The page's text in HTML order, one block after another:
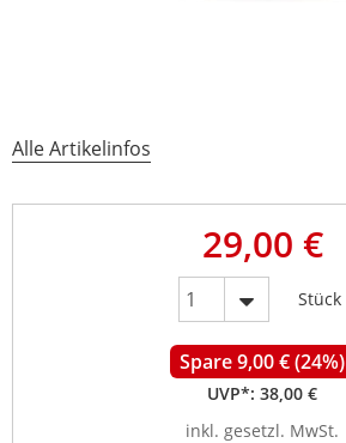
Alle Artikelinfos
29,00 €
Stück
Spare 9,00 € (24%)
UVP*: 38,00 €
inkl. gesetzl. MwSt.